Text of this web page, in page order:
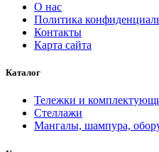
О нас
Политика
Контакты
Карта сайта
Каталог
Тележки и
Стеллажи
Мангалы, шампура,